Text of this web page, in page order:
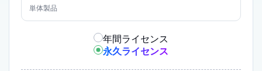
単体製品
年間ライセンス
永久ライセンス